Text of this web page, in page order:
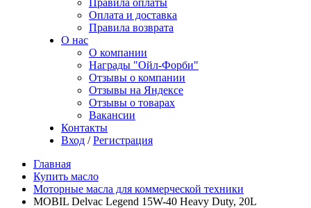
Правила оплаты
Оплата и доставка
Правила возврата
О нас
О компании
Награды "Ойл-Форби"
Отзывы о компании
Отзывы на Яндексе
Отзывы о товарах
Вакансии
Контакты
Вход / Регистрация
Главная
Купить масло
Моторные масла для коммерческой техники
MOBIL Delvac Legend 15W-40 Heavy Duty, 20L